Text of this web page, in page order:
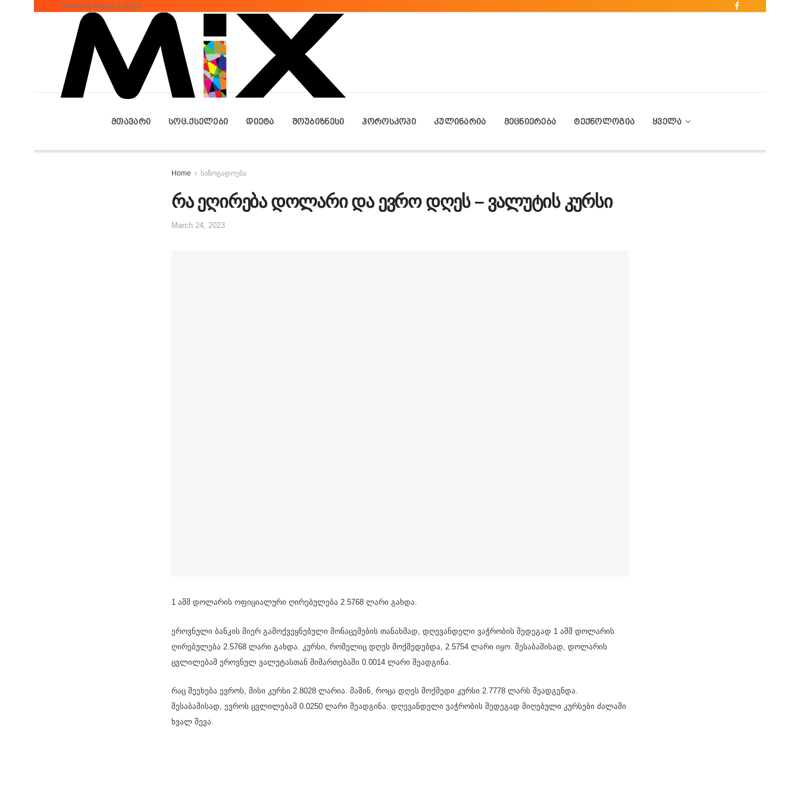
Saturday, August 8, 2026
ᲛᲗᲐᲕᲐᲠᲘ ᲡᲝᲪ.ᲥᲡᲔᲚᲔᲑᲘ ᲓᲘᲔᲢᲐ ᲨᲝᲣᲑᲘᲖᲜᲔᲡᲘ ᲰᲝᲠᲝᲡᲙᲝᲞᲘ ᲙᲣᲚᲘᲜᲐᲠᲘᲐ ᲛᲔᲪᲜᲘᲔᲠᲔᲑᲐ ᲢᲔᲥᲜᲝᲚᲝᲒᲘᲐ ᲧᲕᲔᲚᲐ
Home საზოგადოება
რა ეღირება დოლარი და ევრო დღეს – ვალუტის კურსი
March 24, 2023
1 აშშ დოლარის ოფიციალური ღირებულება 2.5768 ლარი გახდა.
ეროვნული ბანკის მიერ გამოქვეყნებული მონაცემების თანახმად, დღევანდელი ვაჭრობის შედეგად 1 აშშ დოლარის
ღირებულება 2.5768 ლარი გახდა. კურსი, რომელიც დღეს მოქმედებდა, 2.5754 ლარი იყო. შესაბამისად, დოლარის
ცვლილებამ ეროვნულ ვალუტასთან მიმართებაში 0.0014 ლარი შეადგინა.
რაც შეეხება ევროს, მისი კურსი 2.8028 ლარია. მაშინ, როცა დღეს მოქმედი კურსი 2.7778 ლარს შეადგენდა.
შესაბამისად, ევროს ცვლილებამ 0.0250 ლარი შეადგინა. დღევანდელი ვაჭრობის შედეგად მიღებული კურსები ძალაში
ხვალ შევა.